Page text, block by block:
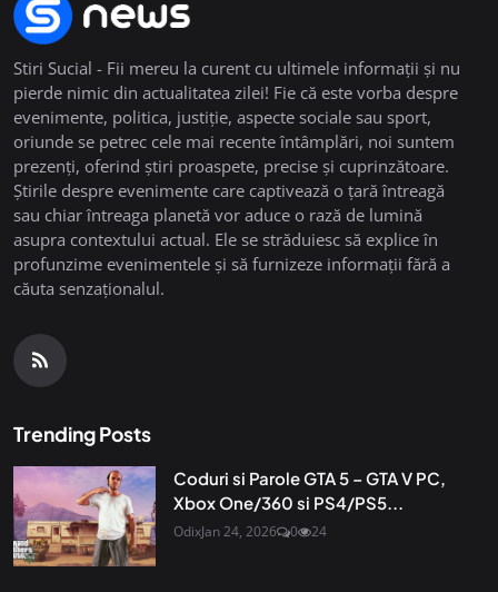
Stiri Sucial - Fii mereu la curent cu ultimele informații și nu
pierde nimic din actualitatea zilei! Fie că este vorba despre
evenimente, politica, justiție, aspecte sociale sau sport,
oriunde se petrec cele mai recente întâmplări, noi suntem
prezenți, oferind știri proaspete, precise și cuprinzătoare.
Știrile despre evenimente care captivează o țară întreagă
sau chiar întreaga planetă vor aduce o rază de lumină
asupra contextului actual. Ele se străduiesc să explice în
profunzime evenimentele și să furnizeze informații fără a
căuta senzaționalul.
Trending Posts
Coduri si Parole GTA 5 – GTA V PC,
Xbox One/360 si PS4/PS5...
OdixJan 24, 2026 0 24